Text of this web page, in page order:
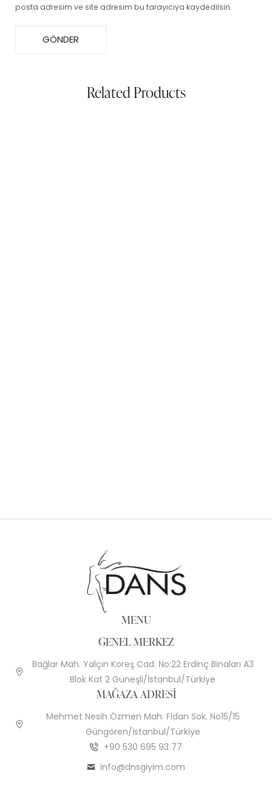
posta adresim ve site adresim bu tarayıcıya kaydedilsin.
Related Products
MENU
GENEL MERKEZ
Bağlar Mah. Yalçın Koreş Cad. No:22 Erdinç Binaları A3
Blok Kat 2 Güneşli/İstanbul/Türkiye
MAĞAZA ADRESI
Mehmet Nesih Özmen Mah. Fidan Sok. No15/15
Güngören/İstanbul/Türkiye
+90 530 695 93 77
info@dnsgiyim.com